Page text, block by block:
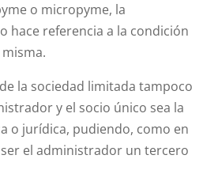
o micropyme, la
hace referencia a la condición
la sociedad limitada tampoco
y el socio único sea la
o jurídica, pudiendo, como en
el administrador un tercero